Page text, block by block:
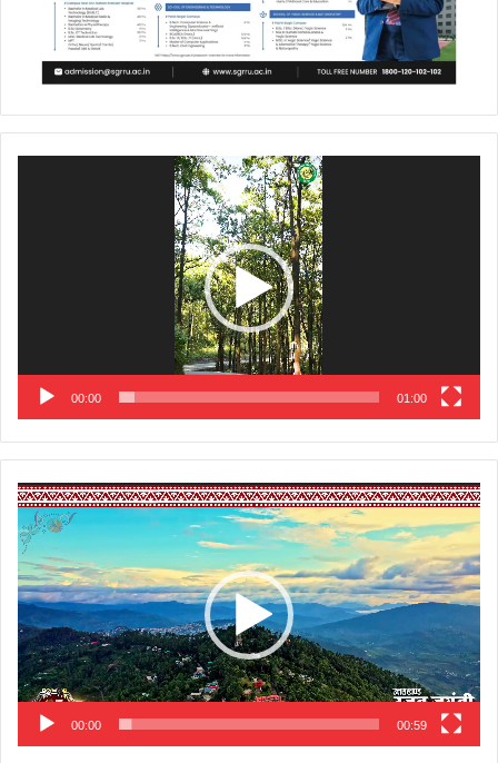
00:00 01:00
Video
Player
00:00 00:59